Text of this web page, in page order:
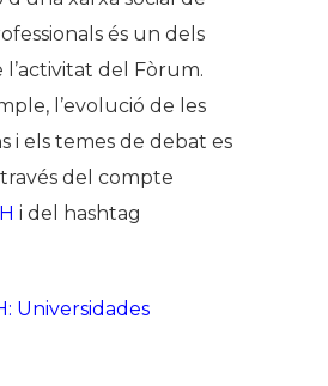
és un dels
l’activitat del Fòrum.
l’evolució de les
i els temes de debat es
del compte
i del hashtag